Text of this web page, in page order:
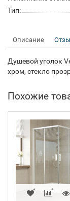
Тип:
Описание
Душевой уголок
хром, стекло
Похожие